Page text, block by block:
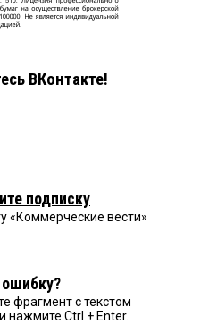
ВКонтакте!
подписку
«Коммерческие вести»
фрагмент с текстом
нажмите Ctrl + Enter.